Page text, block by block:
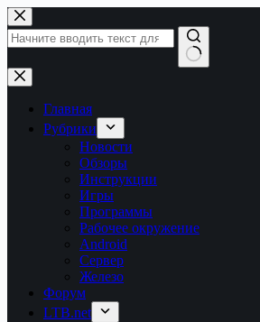
Перейти
к
сути
Ничего
не
найденоГлавная
Рубрики
Новости
Обзоры
Инструкции
Игры
Программы
Рабочее окружение
Android
Сервер
Железо
Форум
LTB.net